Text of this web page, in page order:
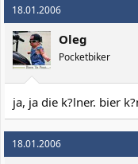
18.01.2006
Oleg
Pocketbiker
ja, ja die k?lner. bier
18.01.2006